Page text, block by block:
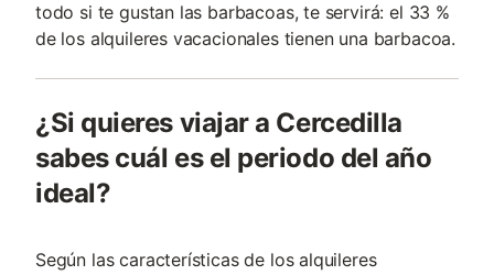
todo si te gustan las barbacoas, te servirá: el 33 %
de los alquileres vacacionales tienen una barbacoa.
¿Si quieres viajar a Cercedilla
sabes cuál es el periodo del año
ideal?
Según las características de los alquileres